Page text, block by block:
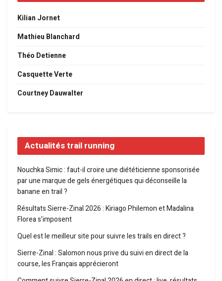
Kilian Jornet
Mathieu Blanchard
Théo Detienne
Casquette Verte
Courtney Dauwalter
Actualités trail running
Nouchka Simic : faut-il croire une diététicienne sponsorisée
par une marque de gels énergétiques qui déconseille la
banane en trail ?
Résultats Sierre-Zinal 2026 : Kiriago Philemon et Madalina
Florea s’imposent
Quel est le meilleur site pour suivre les trails en direct ?
Sierre-Zinal : Salomon nous prive du suivi en direct de la
course, les Français apprécieront